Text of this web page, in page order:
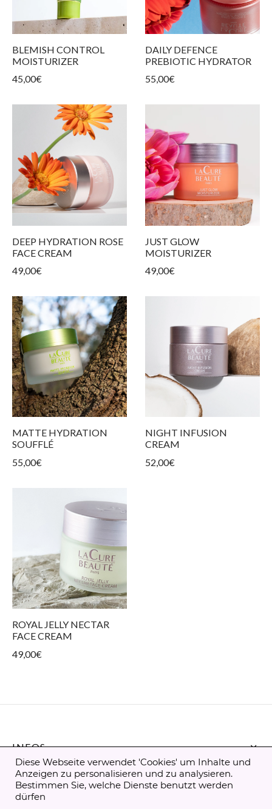
BLEMISH CONTROL
MOISTURIZER
45,00€
DAILY DEFENCE
PREBIOTIC HYDRATOR
55,00€
DEEP HYDRATION ROSE
FACE CREAM
49,00€
JUST GLOW
MOISTURIZER
49,00€
MATTE HYDRATION
SOUFFLÉ
55,00€
NIGHT INFUSION
CREAM
52,00€
ROYAL JELLY NECTAR
FACE CREAM
49,00€
INFOS
CONTACT
Diese Webseite verwendet 'Cookies' um Inhalte und
Anzeigen zu personalisieren und zu analysieren.
Bestimmen Sie, welche Dienste benutzt werden
dürfen